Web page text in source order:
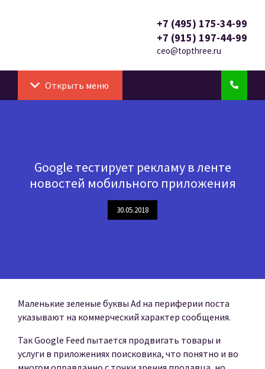
+7 (495) 175-34-99
+7 (915) 197-44-99
ceo@topthree.ru
Открыть меню
Google тестирует рекламу в ленте
новостей мобильного приложения
30.05.2018
Маленькие зеленые буквы Ad на периферии поста
указывают на коммерческий характер сообщения.
Так Google Feed пытается продвигать товары и
услуги в приложениях поисковика, что понятно и во